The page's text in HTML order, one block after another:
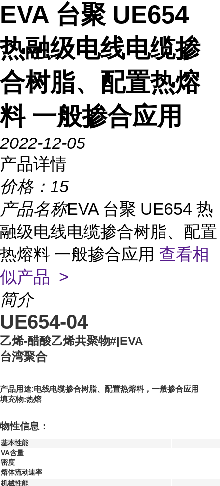
EVA 台聚 UE654
热融级电线电缆掺
合树脂、配置热熔
料 一般掺合应用
2022-12-05
产品详情
价格： 15
产品名称EVA 台聚 UE654 热
融级电线电缆掺合树脂、配置
热熔料 一般掺合应用 查看相
似产品 >
简介
UE654-04
乙烯-醋酸乙烯共聚物#|EVA
台湾聚合
产品用途:电线电缆掺合树脂、配置热熔料，一般掺合应用
填充物:热熔
物性信息：
基本性能
VA含量
密度
熔体流动速率
机械性能